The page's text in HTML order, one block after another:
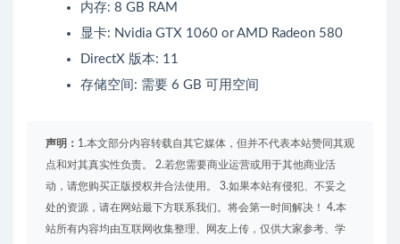
内存: 8 GB RAM
显卡: Nvidia GTX 1060 or AMD Radeon 580
DirectX 版本: 11
存储空间: 需要 6 GB 可用空间
声明： 1.本文部分内容转载自其它媒体，但并不代表本站赞同其观
点和对其真实性负责。 2.若您需要商业运营或用于其他商业活
动，请您购买正版授权并合法使用。 3.如果本站有侵犯、不妥之
处的资源，请在网站最下方联系我们。将会第一时间解决！ 4.本
站所有内容均由互联网收集整理、网友上传，仅供大家参考、学